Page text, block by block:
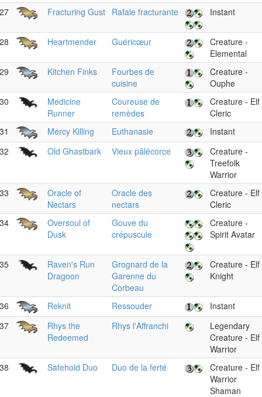
Fracturing Gust Rafale fracturante Instant
Heartmender Guéricœur
Creature -
Elemental
Kitchen Finks
Fourbes de
cuisine
Creature -
Ouphe
Medicine
Runner
Coureuse de
remèdes
Creature - Elf
Cleric
Mercy Killing Euthanasie
Instant
Old Ghastbark Vieux pâlécorce
Creature -
Treefolk
Warrior
Oracle of
Nectars
Oracle des
nectars
Creature - Elf
Cleric
Oversoul of
Dusk
Gouve du
crépuscule
Creature -
Spirit Avatar
Raven's Run
Dragoon
Grognard de la
Garenne du
Corbeau
Creature - Elf
Knight
Reknit Ressouder
Instant
Rhys the
Redeemed
Rhys l'Affranchi
Legendary
Creature - Elf
Warrior
Safehold Duo Duo de la ferté
Creature - Elf
Warrior
Shaman